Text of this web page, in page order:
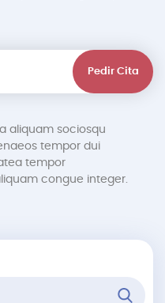
Pedir Cita
aliquam sociosqu
tempor dui
tempor
congue integer.